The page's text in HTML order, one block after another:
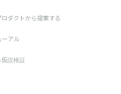
ダクトから提案する
アル
説検証